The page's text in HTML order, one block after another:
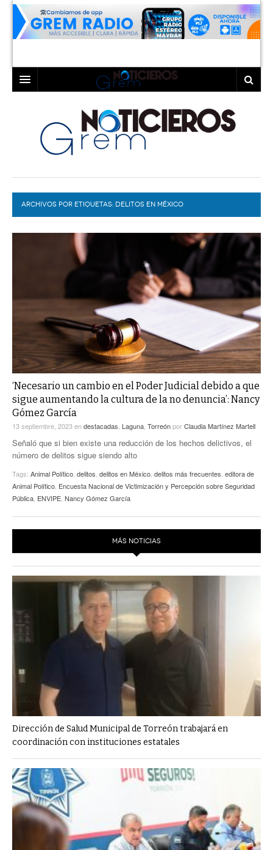
LAGUNA
TORREÓN
GÓMEZ PALACIO
LERDO
COAHUILA
DURANGO
DEPORTES
EL EXACTO
EXA INFORMA
CONTEXTOS
TRAYECTO LAGUNA
A MEDIA MAÑANA
A TODA LEY
ENTRE LAGUNEROS
DIÁLOGOS CON LA HISTORIA
TWEETS AND BEATS
LA MEJOR 97.1 ESTÉREO GALLITO
ACTUALIDADES GREM
PULSO
COLABORADORES
ACTUALIDADES GREM
ARCHIVOS POR ETIQUETAS: DELITOS EN MÉXICO
‘Necesario un cambio en el Poder Judicial debido a que
sigue aumentando la cultura de la no denuncia’: Nancy
Gómez García
13 septiembre, 2023endestacadas Laguna TorreónporClaudia Martínez Martell
Señaló que si bien existe una reducción de los hechos delictivos, el
número de delitos sigue siendo alto
Tags: Animal Político delitos delitos en México delitos más frecuentes editora de
Animal Político Encuesta Nacional de Victimización y Percepción sobre Seguridad
Pública ENVIPE Nancy Gómez García
MÁS NOTICIAS
Dirección de Salud Municipal de Torreón trabajará en
coordinación con instituciones estatales